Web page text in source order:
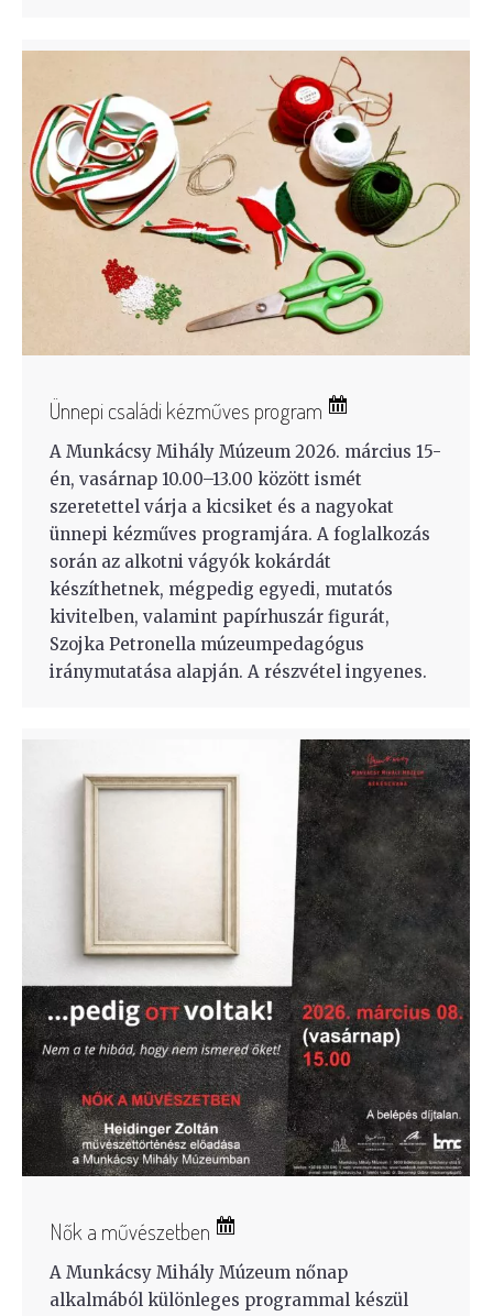
Ünnepi családi kézműves program
A Munkácsy Mihály Múzeum 2026. március 15-
én, vasárnap 10.00–13.00 között ismét
szeretettel várja a kicsiket és a nagyokat
ünnepi kézműves programjára. A foglalkozás
során az alkotni vágyók kokárdát
készíthetnek, mégpedig egyedi, mutatós
kivitelben, valamint papírhuszár figurát,
Szojka Petronella múzeumpedagógus
iránymutatása alapján. A részvétel ingyenes.
Nők a művészetben
A Munkácsy Mihály Múzeum nőnap
alkalmából különleges programmal készül